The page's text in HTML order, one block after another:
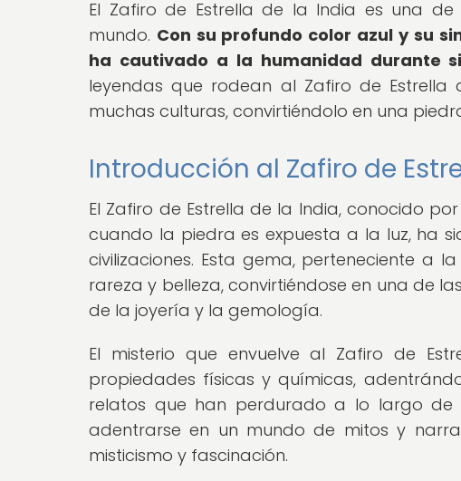
El Zafiro de Estrella de la India es una
mundo. Con su profundo color azul y su
ha cautivado a la humanidad durante
leyendas que rodean al Zafiro de
muchas culturas, convirtiéndolo en una
Introducción al Zafiro de
El Zafiro de Estrella de la India, conocido
cuando la piedra es expuesta a la luz, ha
civilizaciones. Esta gema, perteneciente a
rareza y belleza, convirtiéndose en una de
de la joyería y la gemología.
El misterio que envuelve al Zafiro de
propiedades físicas y químicas,
relatos que han perdurado a lo largo de
adentrarse en un mundo de mitos y
misticismo y fascinación.